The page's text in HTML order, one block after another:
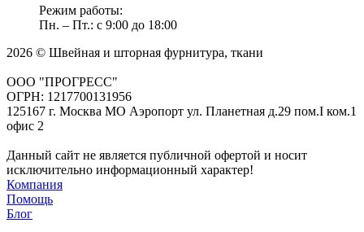
Режим работы:
Пн. – Пт.: с 9:00 до 18:00
2026 © Швейная и шторная фурнитура, ткани
ООО "ПРОГРЕСС"
ОГРН: 1217700131956
125167 г. Москва МО Аэропорт ул. Планетная д.29 пом.I ком.1
офис 2
Данный сайт не является публичной офертой и носит
исключительно информационный характер!
Компания
Помощь
Блог